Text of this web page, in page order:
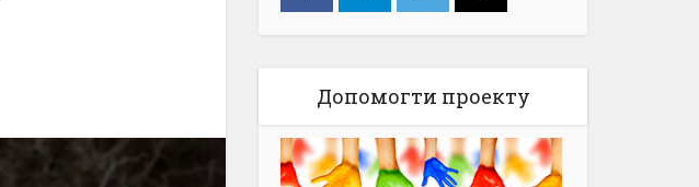
Допомогти проекту